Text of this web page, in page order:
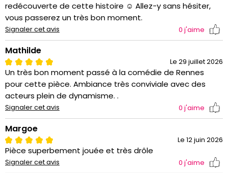
redécouverte de cette histoire ☺️ Allez-y sans hésiter,
vous passerez un très bon moment.
Signaler cet avis 0 j'aime
Mathilde
Le 29 juillet 2026
Un très bon moment passé à la comédie de Rennes
pour cette pièce. Ambiance très conviviale avec des
acteurs plein de dynamisme. .
Signaler cet avis 0 j'aime
Margoe
Le 12 juin 2026
Pièce superbement jouée et très drôle
Signaler cet avis 0 j'aime